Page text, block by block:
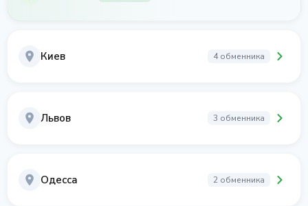
Киев 4 обменника
Львов 3 обменника
Одесса 2 обменника